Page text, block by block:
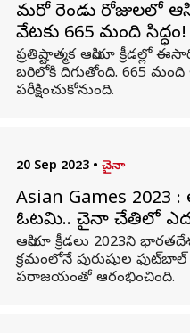
మరో రెండు రోజులలో
వేటకు 665 మంది సిద్ధం!
ప్రతిష్టాత్మక ఆసియా క్రీడల్లో
బరిలోకి దిగుతోంది. 665
పరీక్షించుకోనుంది.
20 Sep 2023 • చైనా
Asian Games
ఓటమి.. చైనా చేతిలో
ఆసియా క్రీడలు 2023ని
క్రమంలోనే పురుషుల
పరాజయంతో ఆరంభించింది.